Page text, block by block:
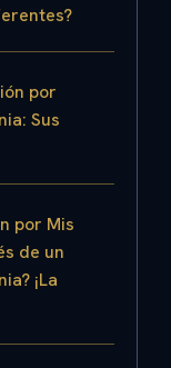
por
Sus
por Mis
de un
¡La